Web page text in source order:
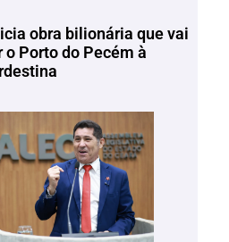
obra bilionária que vai
o Porto do Pecém à